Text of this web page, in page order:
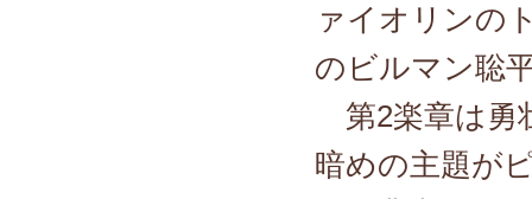
ァイオリンの
のビルマン聡
第2楽章は勇
暗めの主題が